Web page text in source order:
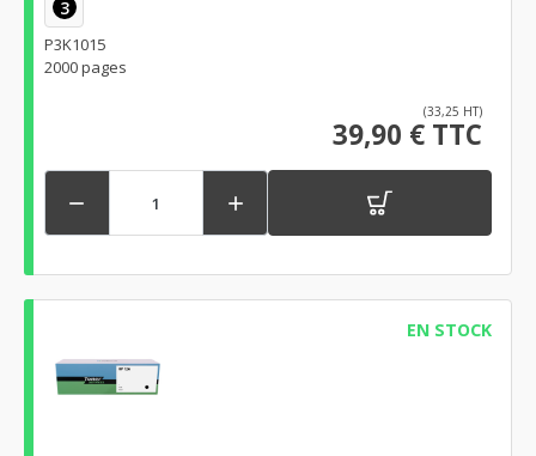
3
P3K1015
2000 pages
(33,25 HT)
39,90 € TTC
 
EN STOCK